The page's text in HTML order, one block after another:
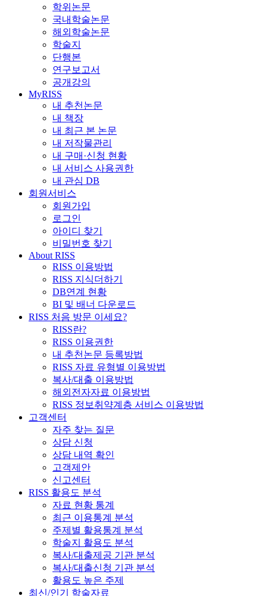
학위논문
국내학술논문
해외학술논문
학술지
단행본
연구보고서
공개강의
MyRISS
내 추천논문
내 책장
내 최근 본 논문
내 저작물관리
내 구매·신청 현황
내 서비스 사용권한
내 관심 DB
회원서비스
회원가입
로그인
아이디 찾기
비밀번호 찾기
About RISS
RISS 이용방법
RISS 지식더하기
DB연계 현황
BI 및 배너 다운로드
RISS 처음 방문 이세요?
RISS란?
RISS 이용권한
내 추천논문 등록방법
RISS 자료 유형별 이용방법
복사/대출 이용방법
해외전자자료 이용방법
RISS 정보취약계층 서비스 이용방법
고객센터
자주 찾는 질문
상담 신청
상담 내역 확인
고객제안
신고센터
RISS 활용도 분석
자료 현황 통계
최근 이용통계 분석
주제별 활용통계 분석
학술지 활용도 분석
복사/대출제공 기관 분석
복사/대출신청 기관 분석
활용도 높은 주제
최신/인기 학술자료